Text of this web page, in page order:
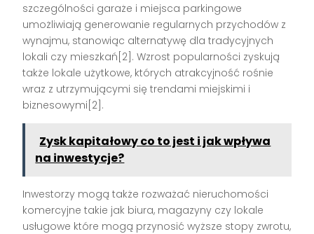
szczególności garaże i miejsca parkingowe
umożliwiają generowanie regularnych przychodów z
wynajmu, stanowiąc alternatywę dla tradycyjnych
lokali czy mieszkań [2] . Wzrost popularności zyskują
także lokale użytkowe, których atrakcyjność rośnie
wraz z utrzymującymi się trendami miejskimi i
biznesowymi [2] .
Zysk kapitałowy co to jest i jak wpływa
na inwestycje?
Inwestorzy mogą także rozważać nieruchomości
komercyjne takie jak biura, magazyny czy lokale
usługowe które mogą przynosić wyższe stopy zwrotu,